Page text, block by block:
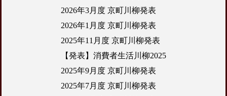
2026年3月度 京町川柳発表
2026年1月度 京町川柳発表
2025年11月度 京町川柳発表
【発表】消費者生活川柳2025
2025年9月度 京町川柳発表
2025年7月度 京町川柳発表